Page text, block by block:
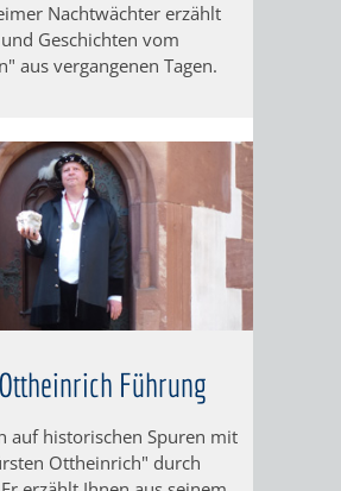
EINER
ÄRA
DREI
IN
EINER
FÜR
KIDS
PUR
WALD
Nachtwächter erzählt
Geschichten vom
aus vergangenen Tagen.
Führung
auf historischen Spuren mit
Ottheinrich" durch